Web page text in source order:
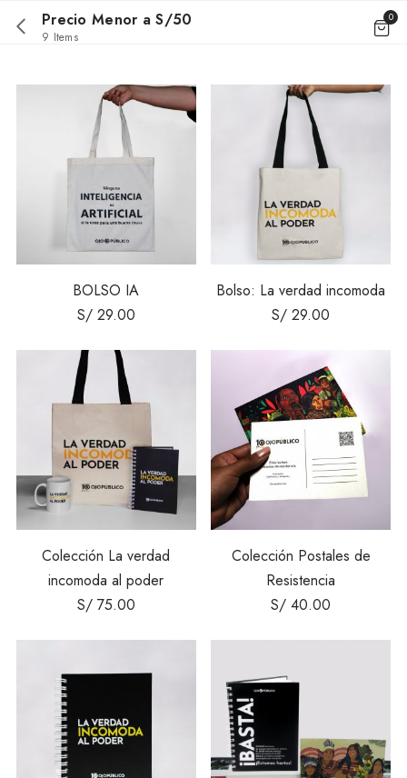
Precio Menor a S/50
9 Items
0
BOLSO IA
S/29.00
Bolso: La verdad incomoda
S/ 29.00
Colección La verdad
incomoda al poder
S/75.00
Colección Postales de
Resistencia
S/ 40.00